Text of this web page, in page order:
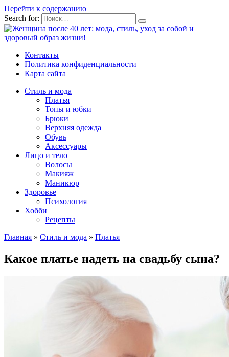
Перейти к содержанию
Search for:
Контакты
Политика конфиденциальности
Карта сайта
Стиль и мода
Платья
Топы и юбки
Брюки
Верхняя одежда
Обувь
Аксессуары
Лицо и тело
Волосы
Макияж
Маникюр
Здоровье
Психология
Хобби
Рецепты
Главная » Стиль и мода » Платья
Какое платье надеть на свадьбу сына?